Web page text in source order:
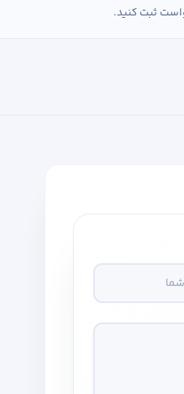
ثبت کنید.